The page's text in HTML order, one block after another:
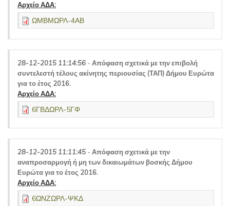
Αρχείο ΑΔΑ:
ΩΜΒΜΩΡΛ-4ΑΒ
28-12-2015 11:14:56 - Απόφαση σχετικά με την επιβολή
συντελεστή τέλους ακίνητης περιουσίας (ΤΑΠ) Δήμου Ευρώτα
για το έτος 2016.
Αρχείο ΑΔΑ:
6ΓΒΔΩΡΛ-5ΓΦ
28-12-2015 11:11:45 - Απόφαση σχετικά με την
αναπροσαρμογή ή μη των δικαιωμάτων βοσκής Δήμου
Ευρώτα για το έτος 2016.
Αρχείο ΑΔΑ:
6ΩΝΖΩΡΛ-ΨΚΔ